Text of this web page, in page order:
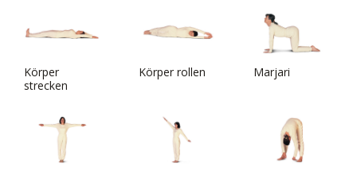
Körper
strecken
Körper rollen Marjari